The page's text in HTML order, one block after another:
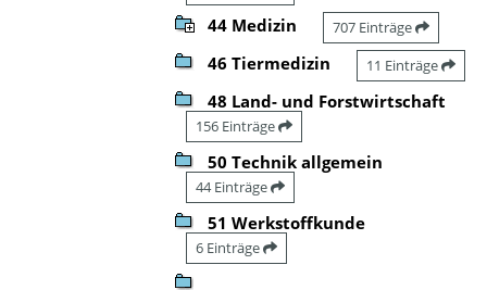
44 Medizin 707 Einträge
46 Tiermedizin 11 Einträge
48 Land- und Forstwirtschaft
156 Einträge
50 Technik allgemein
44 Einträge
51 Werkstoffkunde
6 Einträge